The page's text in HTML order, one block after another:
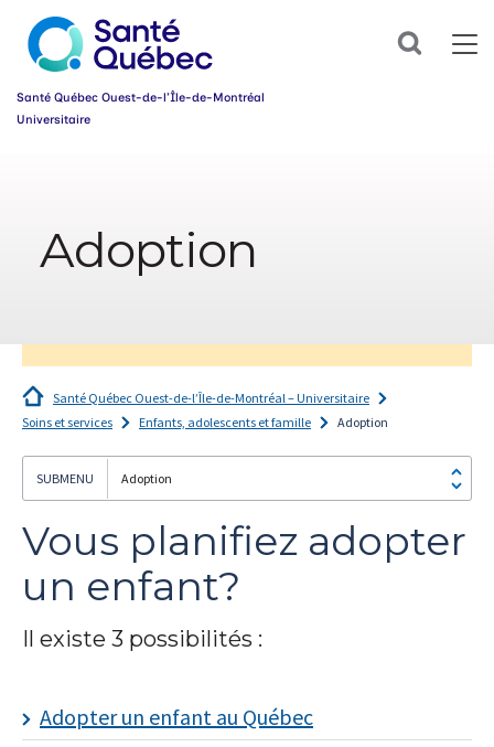
Search
Santé Québec Ouest-de-l’Île-de-Montréal
Universitaire
web
Adoption
Santé Québec Ouest-de-l’Île-de-Montréal – Universitaire
Soins et services
Enfants, adolescents et famille Adoption
Adoption
Vous planifiez adopter
un enfant?
Il existe 3 possibilités :
Adopter un enfant au Québec
Abonnez-
vous
dès
à
notre
santé!
*
Groupe
*
Je
m'abonne!